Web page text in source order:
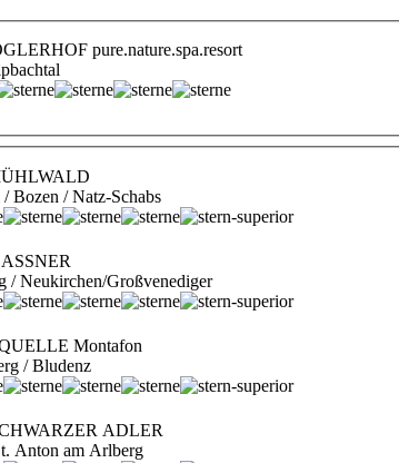
pure.nature.spa.resort
Bozen / Natz-Schabs
/ Neukirchen/Großvenediger
Montafon
/ Bludenz
ADLER
Anton am Arlberg